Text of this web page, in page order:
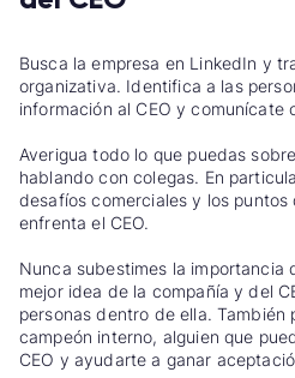
Busca la empresa en LinkedIn y
organizativa. Identifica a las
información al CEO y comunícate
Averigua todo lo que puedas
hablando con colegas. En
desafíos comerciales y los puntos
enfrenta el CEO.
Nunca subestimes la importancia
mejor idea de la compañía y del
personas dentro de ella. También
campeón interno, alguien que
CEO y ayudarte a ganar